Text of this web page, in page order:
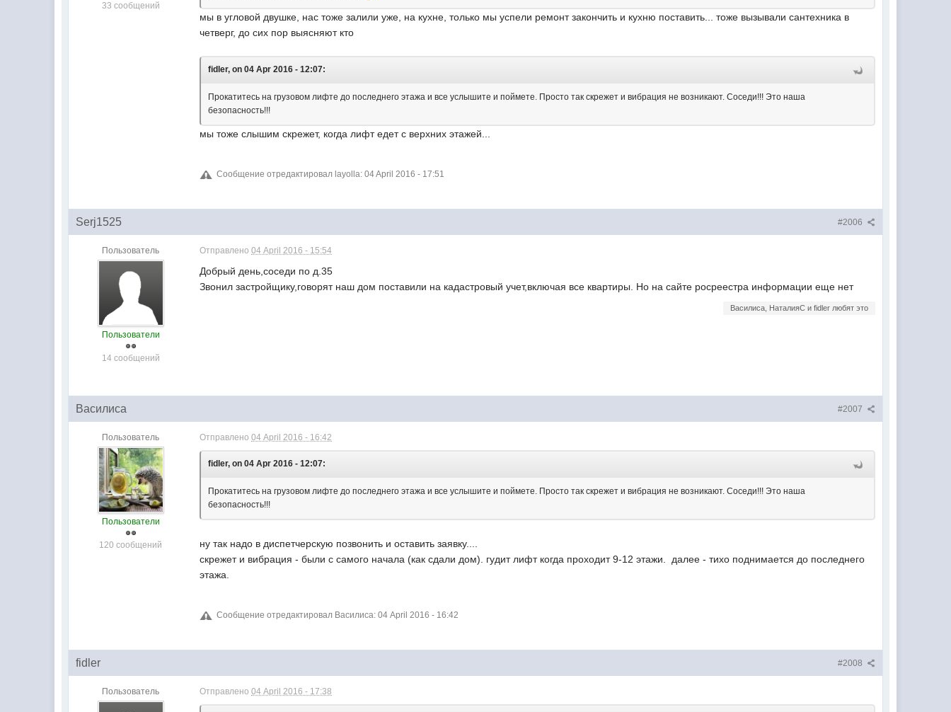
33 сообщений
мы в угловой двушке, нас тоже залили уже, на кухне, только мы успели ремонт закончить и кухню поставить... тоже вызывали сантехника в
четверг, до сих пор выясняют кто
fidler, on 04 Apr 2016 - 12:07:
Прокатитесь на грузовом лифте до последнего этажа и все услышите и поймете. Просто так скрежет и вибрация не возникают. Соседи!!! Это наша
безопасность!!!
мы тоже слышим скрежет, когда лифт едет с верхних этажей...
Сообщение отредактировал layolla: 04 April 2016 - 17:51
#2006
Serj1525
Пользователь
Пользователи
14 сообщений
Отправлено04 April 2016 - 15:54
Добрый день,соседи по д.35
Звонил застройщику,говорят наш дом поставили на кадастровый учет,включая все квартиры. Но на сайте росреестра информации еще нет
Василиса, НаталияС и fidler любят это
#2007
Василиса
Пользователь
Пользователи
120 сообщений
Отправлено04 April 2016 - 16:42
fidler, on 04 Apr 2016 - 12:07:
Прокатитесь на грузовом лифте до последнего этажа и все услышите и поймете. Просто так скрежет и вибрация не возникают. Соседи!!! Это наша
безопасность!!!
ну так надо в диспетчерскую позвонить и оставить заявку....
скрежет и вибрация - были с самого начала (как сдали дом). гудит лифт когда проходит 9-12 этажи. далее - тихо поднимается до последнего
этажа.
Сообщение отредактировал Василиса: 04 April 2016 - 16:42
#2008
fidler
Пользователь Отправлено04 April 2016 - 17:38